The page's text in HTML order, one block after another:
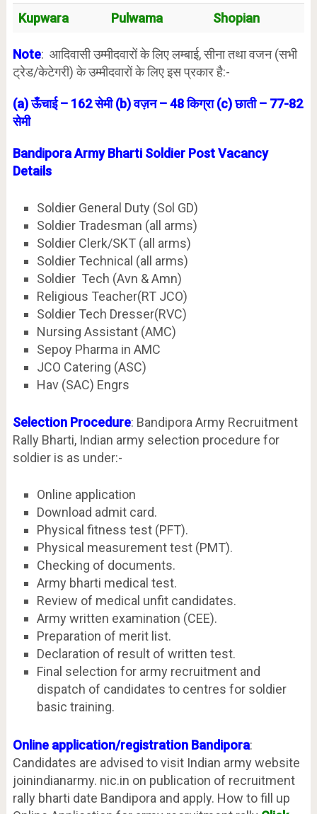
Kupwara
Pulwama Shopian
Note: आदिवासी उम्मीदवारों के लिए लम्बाई, सीना तथा वजन (सभी
ट्रेड/केटेगरी) के उम्मीदवारों के लिए इस प्रकार है:-
(a) ऊँचाई – 162 सेमी (b) वज़न – 48 किग्रा (c) छाती – 77-82
सेमी
BandiporaArmy Bharti Soldier Post Vacancy
Details
Soldier General Duty (Sol GD)
Soldier Tradesman (all arms)
Soldier Clerk/SKT (all arms)
Soldier Technical (all arms)
Soldier Tech (Avn & Amn)
Religious Teacher(RT JCO)
Soldier Tech Dresser(RVC)
Nursing Assistant (AMC)
Sepoy Pharma in AMC
JCO Catering (ASC)
Hav (SAC) Engrs
Selection Procedure: Bandipora Army Recruitment
Rally Bharti, Indian army selection procedure for
soldier is as under:-
Online application
Download admit card.
Physical fitness test (PFT).
Physical measurement test (PMT).
Checking of documents.
Army bharti medical test.
Review of medical unfit candidates.
Army written examination (CEE).
Preparation of merit list.
Declaration of result of written test.
Final selection for army recruitment and
dispatch of candidates to centres for soldier
basic training.
Online application/registration Bandipora:
Candidates are advised to visit Indian army website
joinindianarmy. nic.in on publication of recruitment
rally bharti date Bandipora and apply. How to fill up